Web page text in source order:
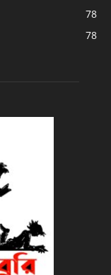
78
78